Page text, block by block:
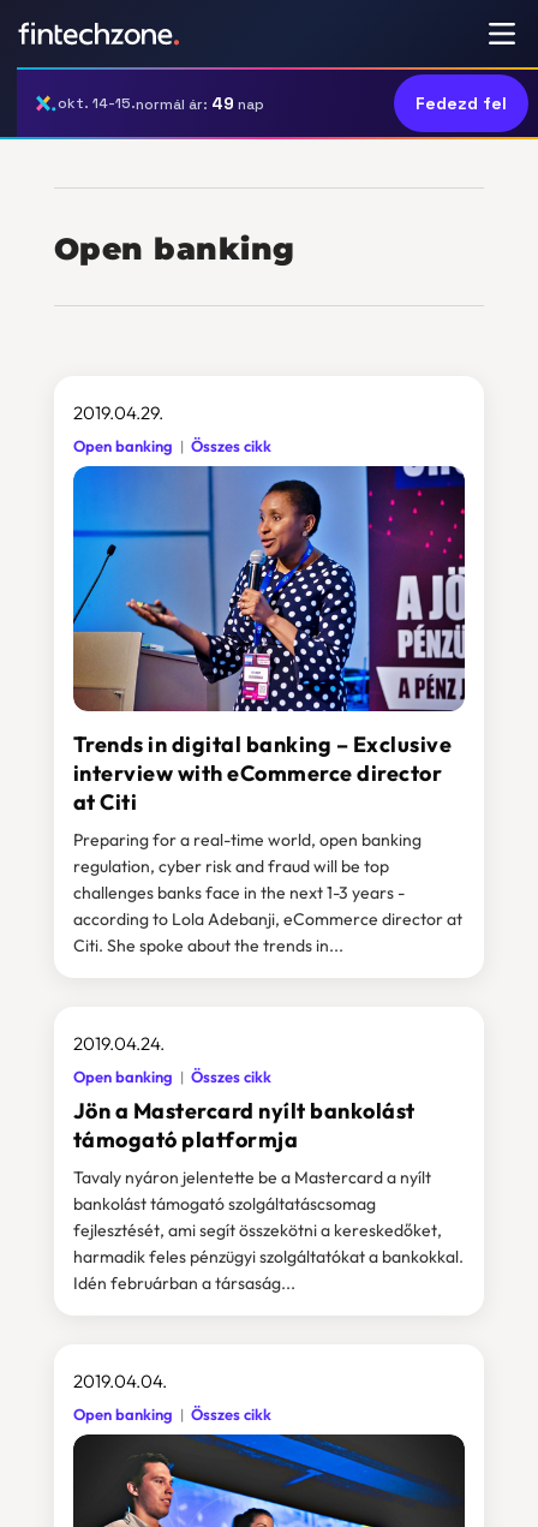
okt. 14-15.normál ár: 49 nap Fedezd fel
Open banking
Trends in digital banking – Exclusive
interview with eCommerce director
at Citi
2019.04.29.
Open banking Összes cikk
Preparing for a real-time world, open banking
regulation, cyber risk and fraud will be top
challenges banks face in the next 1-3 years -
according to Lola Adebanji, eCommerce director at
Citi. She spoke about the trends in...
Jön a Mastercard nyílt bankolást
támogató platformja
2019.04.24.
Open banking Összes cikk
Tavaly nyáron jelentette be a Mastercard a nyílt
bankolást támogató szolgáltatáscsomag
fejlesztését, ami segít összekötni a kereskedőket,
harmadik feles pénzügyi szolgáltatókat a bankokkal.
Idén februárban a társaság...
2019.04.04.
Open banking Összes cikk